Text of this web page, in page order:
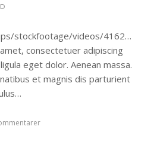
stockfootage/videos/41629603
consectetuer adipiscing
eget dolor. Aenean massa.
et magnis dis parturient